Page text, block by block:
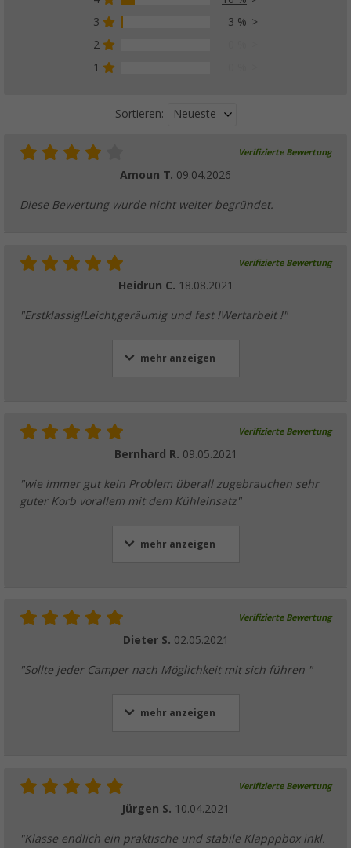
3
3 %
2
1
Sortieren: Neueste
Verifizierte Bewertung
Amoun T. 09.04.2026
Diese Bewertung wurde nicht weiter begründet.
Verifizierte Bewertung
Heidrun C. 18.08.2021
"Erstklassig!Leicht,geräumig und fest !Wertarbeit !"
mehr anzeigen
Verifizierte Bewertung
Bernhard R. 09.05.2021
"wie immer gut kein Problem überall zugebrauchen sehr
guter Korb vorallem mit dem Kühleinsatz"
mehr anzeigen
Verifizierte Bewertung
Dieter S. 02.05.2021
"Sollte jeder Camper nach Möglichkeit mit sich führen "
mehr anzeigen
Verifizierte Bewertung
Jürgen S. 10.04.2021
"Klasse endlich ein praktische und stabile Klapppbox inkl.